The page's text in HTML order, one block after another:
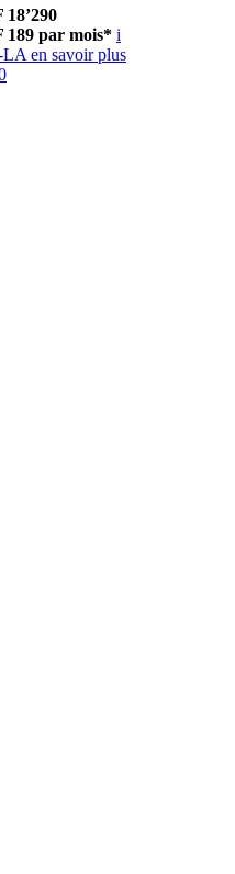
189 par mois* i
LA en savoir plus